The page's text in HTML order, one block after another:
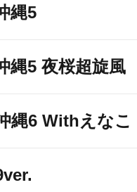
縄5
縄5 夜桜超旋風
縄6 Withえなこ